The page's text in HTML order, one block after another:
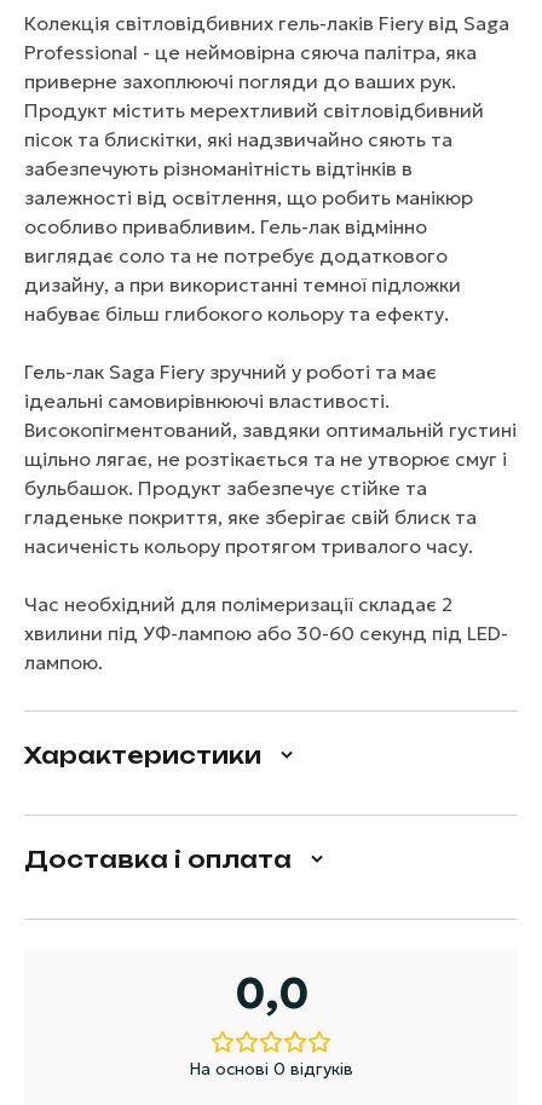
Колекція світловідбивних гель-лаків Fiery від Saga
Professional - це неймовірна сяюча палітра, яка
приверне захоплюючі погляди до ваших рук.
Продукт містить мерехтливий світловідбивний
пісок та блискітки, які надзвичайно сяють та
забезпечують різноманітність відтінків в
залежності від освітлення, що робить манікюр
особливо привабливим. Гель-лак відмінно
виглядає соло та не потребує додаткового
дизайну, а при використанні темної підложки
набуває більш глибокого кольору та ефекту.
Гель-лак Saga Fiery зручний у роботі та має
ідеальні самовирівнюючі властивості.
Високопігментований, завдяки оптимальній густині
щільно лягає, не розтікається та не утворює смуг і
бульбашок. Продукт забезпечує стійке та
гладеньке покриття, яке зберігає свій блиск та
насиченість кольору протягом тривалого часу.
Час необхідний для полімеризації складає 2
хвилини під УФ-лампою або 30-60 секунд під LED-
лампою.
Характеристики
Доставка і оплата
0,0
На основі 0 відгуків